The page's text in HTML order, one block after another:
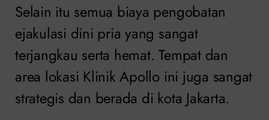
Selain itu semua biaya pengobatan
ejakulasi dini pria yang sangat
terjangkau serta hemat. Tempat dan
area lokasi Klinik Apollo ini juga sangat
strategis dan berada di kota Jakarta.